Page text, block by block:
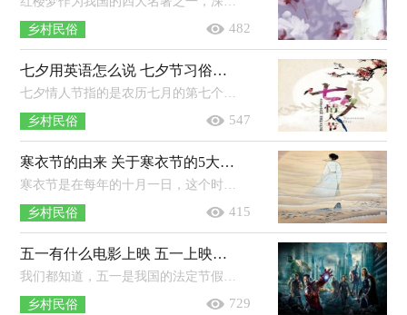
乡村民俗 482
七夕用英语怎么说 七夕节习俗用英语怎么说
乡村民俗 547
寒衣节的由来 关于寒衣节的5大传说
乡村民俗 415
五一有什么电影上映 五一上映的电影有哪些
乡村民俗 729